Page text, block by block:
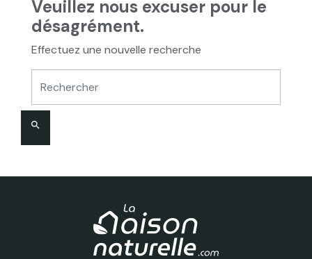
Veuillez nous excuser pour le
désagrément.
Effectuez une nouvelle recherche
search